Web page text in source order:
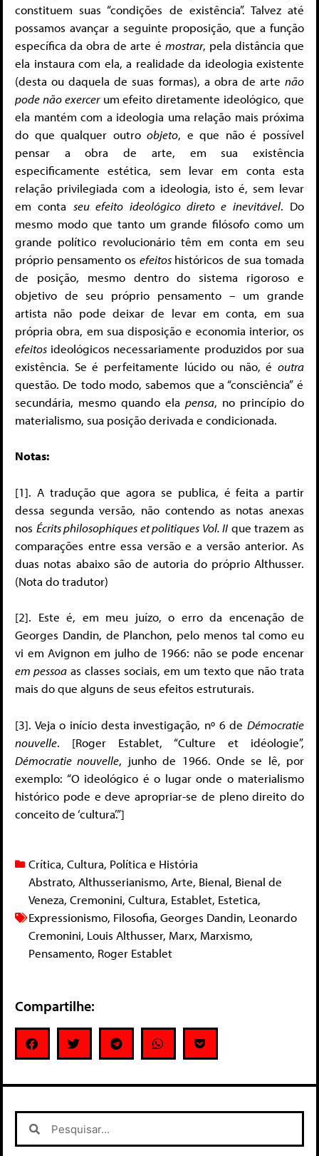
constituem suas “condições de existência”. Talvez até
possamos avançar a seguinte proposição, que a função
específica da obra de arte é mostrar, pela distância que
ela instaura com ela, a realidade da ideologia existente
(desta ou daquela de suas formas), a obra de arte não
pode não exercerum efeito diretamente ideológico, que
ela mantém com a ideologia uma relação mais próxima
do que qualquer outroobjeto, e que não é possível
pensar a obra de arte, em sua existência
especificamente estética, sem levar em conta esta
relação privilegiada com a ideologia, isto é, sem levar
em conta seu efeito ideológico direto e inevitável. Do
mesmo modo que tanto um grande filósofo como um
grande político revolucionário têm em conta em seu
próprio pensamento os efeitoshistóricos de sua tomada
de posição, mesmo dentro do sistema rigoroso e
objetivo de seu próprio pensamento – um grande
artista não pode deixar de levar em conta, em sua
própria obra, em sua disposição e economia interior, os
efeitos ideológicos necessariamente produzidos por sua
existência. Se é perfeitamente lúcido ou não, é outra
questão. De todo modo, sabemos que a “consciência” é
secundária, mesmo quando ela pensa, no princípio do
materialismo, sua posição derivada e condicionada.
Notas:
[1]. A tradução que agora se publica, é feita a partir
dessa segunda versão, não contendo as notas anexas
nos Écrits philosophiques et politiques Vol. II que trazem as
comparações entre essa versão e a versão anterior. As
duas notas abaixo são de autoria do próprio Althusser.
(Nota do tradutor)
[2]. Este é, em meu juízo, o erro da encenação de
Georges Dandin, de Planchon, pelo menos tal como eu
vi em Avignon em julho de 1966: não se pode encenar
em pessoa as classes sociais, em um texto que não trata
mais do que alguns de seus efeitos estruturais.
[3]. Veja o início desta investigação, nº 6 de Démocratie
nouvelle. [Roger Establet, “Culture et idéologie”,
Démocratie nouvelle, junho de 1966. Onde se lê, por
exemplo: “O ideológico é o lugar onde o materialismo
histórico pode e deve apropriar-se de pleno direito do
conceito de ‘cultura’.”]
Crítica, Cultura, Política e História
Abstrato, Althusserianismo, Arte, Bienal, Bienal de
Veneza, Cremonini, Cultura, Establet, Estetica,
Expressionismo, Filosofia, Georges Dandin, Leonardo
Cremonini, Louis Althusser, Marx, Marxismo,
Pensamento, Roger Establet
Compartilhe: